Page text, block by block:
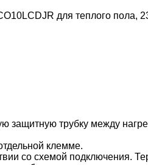
для теплого пола,
защитную трубку между
клемме.
со схемой